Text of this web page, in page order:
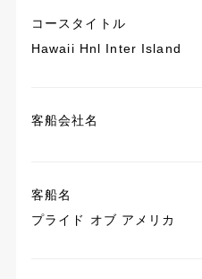
コースタイトル
Hawaii Hnl Inter Island
客船会社名
客船名
プライド オブ アメリカ